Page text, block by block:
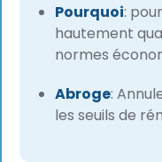
Pourquoi:
hautement
normes
Abroge:
les seuils de